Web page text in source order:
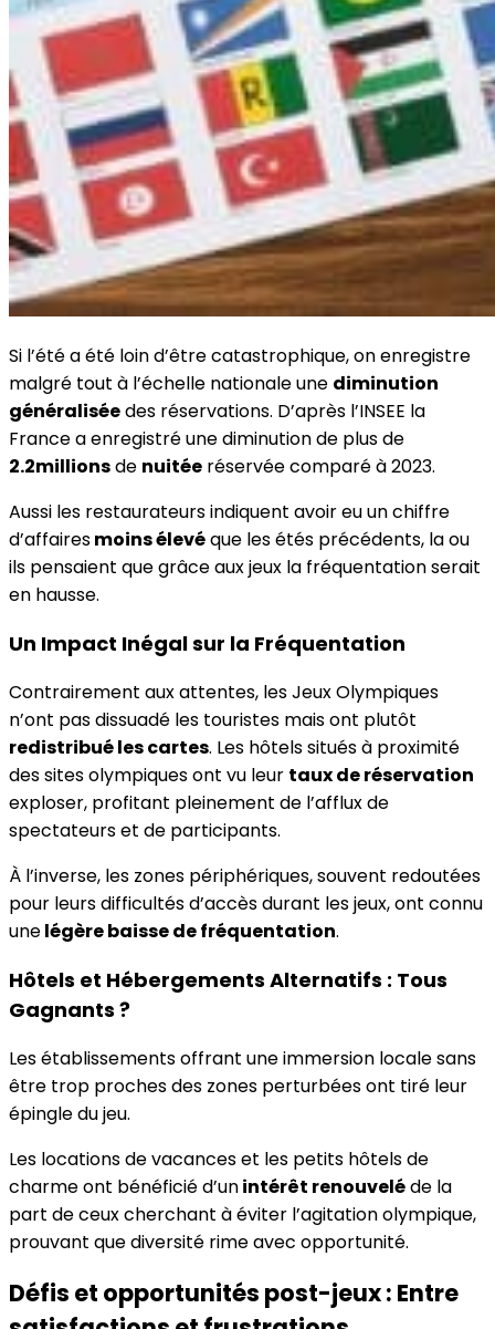
Si l’été a été loin d’être catastrophique, on enregistre
malgré tout à l’échelle nationale une diminution
généraliséedes réservations. D’après l’INSEE la
France a enregistré une diminution de plus de
2.2millionsde nuitée réservée comparé à 2023.
Aussi les restaurateurs indiquent avoir eu un chiffre
d’affairesmoins élevéque les étés précédents, la ou
ils pensaient que grâce aux jeux la fréquentation serait
en hausse.
Un Impact Inégal sur la Fréquentation
Contrairement aux attentes, les Jeux Olympiques
n’ont pas dissuadé les touristes mais ont plutôt
redistribué les cartes. Les hôtels situés à proximité
des sites olympiques ont vu leur taux de réservation
exploser, profitant pleinement de l’afflux de
spectateurs et de participants.
À l’inverse, les zones périphériques, souvent redoutées
pour leurs difficultés d’accès durant les jeux, ont connu
unelégère baisse de fréquentation.
Hôtels et Hébergements Alternatifs : Tous
Gagnants ?
Les établissements offrant une immersion locale sans
être trop proches des zones perturbées ont tiré leur
épingle du jeu.
Les locations de vacances et les petits hôtels de
charme ont bénéficié d’unintérêt renouveléde la
part de ceux cherchant à éviter l’agitation olympique,
prouvant que diversité rime avec opportunité.
Défis et opportunités post-jeux : Entre